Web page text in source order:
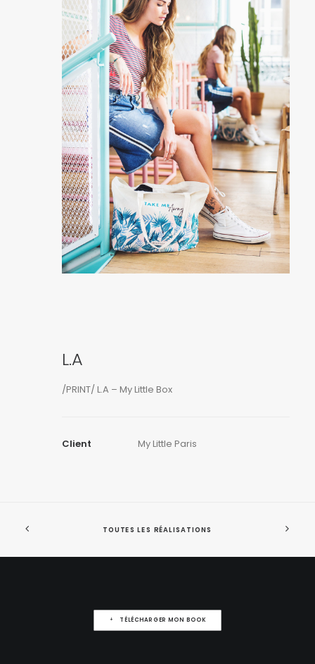
L.A
/PRINT/ L.A – My Little Box
Client My Little Paris
TOUTES LES RÉALISATIONS
TÉLÉCHARGER MON BOOK